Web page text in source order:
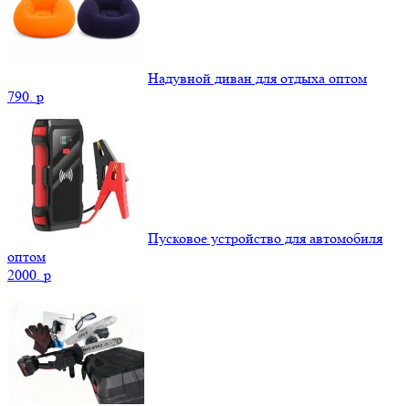
Надувной диван для отдыха оптом
790. p
Пусковое устройство для автомобиля
оптом
2000. p